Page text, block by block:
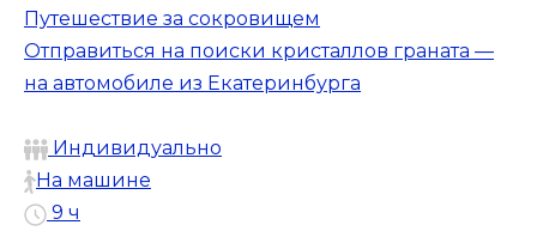
Путешествие за сокровищем
Отправиться на поиски кристаллов граната —
на автомобиле из Екатеринбурга
Индивидуально
На машине
9 ч